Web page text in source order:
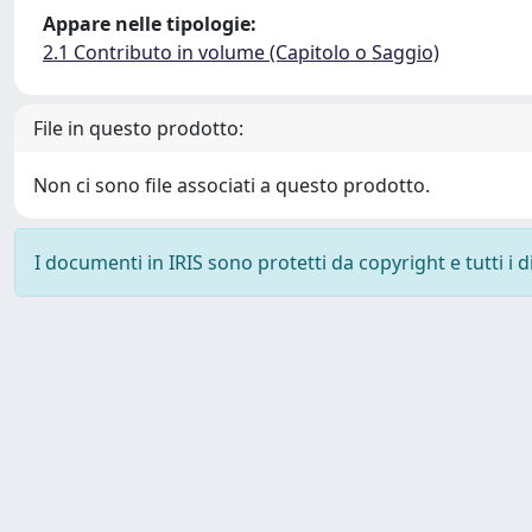
Appare nelle tipologie:
2.1 Contributo in volume (Capitolo o Saggio)
File in questo prodotto:
Non ci sono file associati a questo prodotto.
I documenti in IRIS sono protetti da copyright e tutti i